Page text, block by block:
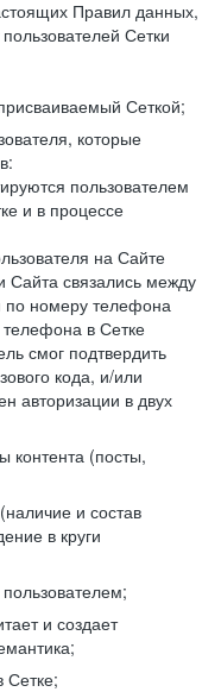
Правил данных,
Сетки
Сеткой;
которые
пользователем
и в процессе
на Сайте
Сайта связались между
по номеру телефона
в Сетке
смог подтвердить
кода, и/или
авторизации в двух
контента (посты,
и состав
в круги
и создает
Сетке;